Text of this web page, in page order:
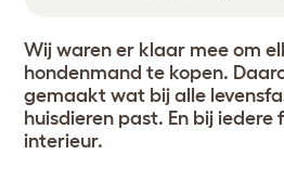
Wij waren er klaar mee om
hondenmand te kopen.
gemaakt wat bij alle
huisdieren past. En bij iedere
interieur.